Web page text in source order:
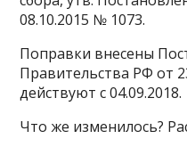
08.10.2015 № 1073.
Поправки внесены
Правительства РФ от
действуют с 04.09.2018.
Что же изменилось?